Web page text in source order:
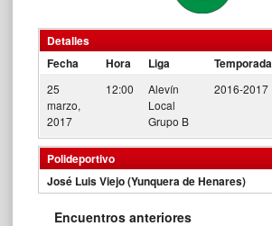
Detalles
Fecha
Hora Liga Temporada
25
marzo,
2017
12:00
Alevín
Local
Grupo B
2016-2017
Polideportivo
José Luis Viejo (Yunquera de Henares)
Encuentros anteriores